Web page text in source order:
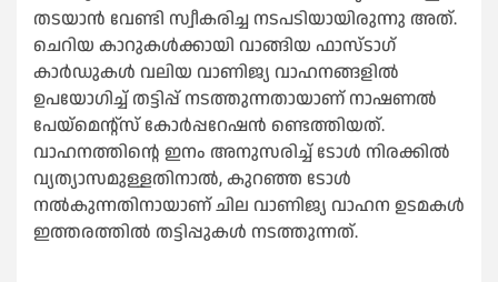
തടയാന്‍ വേണ്ടി സ്വീകരിച്ച നടപടിയായിരുന്നു അത്.
ചെറിയ കാറുകള്‍ക്കായി വാങ്ങിയ ഫാസ്ടാഗ്
കാര്‍ഡുകള്‍ വലിയ വാണിജ്യ വാഹനങ്ങളില്‍
ഉപയോഗിച്ച്‌ തട്ടിപ്പ് നടത്തുന്നതായാണ് നാഷണല്‍
പേയ്‌മെന്റ്‌സ് കോര്‍പ്പറേഷന്‍ ണ്ടെത്തിയത്.
വാഹനത്തിന്റെ ഇനം അനുസരിച്ച്‌ ടോള്‍ നിരക്കില്‍
വ്യത്യാസമുള്ളതിനാല്‍, കുറഞ്ഞ ടോള്‍
നല്‍കുന്നതിനായാണ് ചില വാണിജ്യ വാഹന ഉടമകള്‍
ഇത്തരത്തില്‍ തട്ടിപ്പുകള്‍ നടത്തുന്നത്.